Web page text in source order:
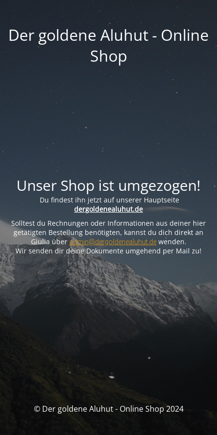
Der goldene Aluhut - Online
Shop
Unser Shop ist umgezogen!
Du findest ihn jetzt auf unserer Hauptseite
dergoldenealuhut.de
Solltest du Rechnungen oder Informationen aus deiner hier
getätigten Bestellung benötigten, kannst du dich direkt an
Giulia über admin@dergoldenealuhut.dewenden.
Wir senden dir deine Dokumente umgehend per Mail zu!
© Der goldene Aluhut - Online Shop 2024